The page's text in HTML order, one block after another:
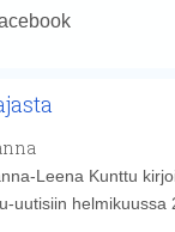
Leena Kunttu
uutisiin helmikuussa